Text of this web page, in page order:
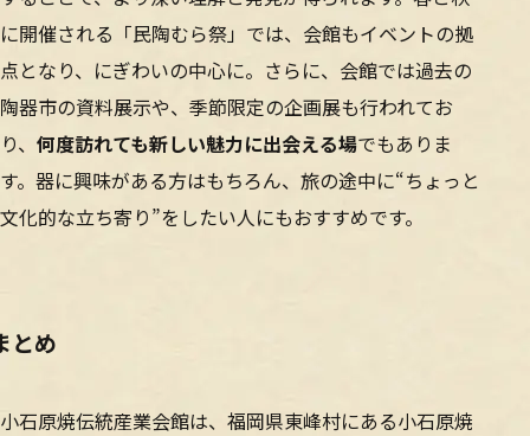
に開催される「民陶むら祭」では、会館もイベントの拠
点となり、にぎわいの中心に。さらに、会館では過去の
陶器市の資料展示や、季節限定の企画展も行われてお
り、 何度訪れても新しい魅力に出会える場でもありま
す。器に興味がある方はもちろん、旅の途中に“ちょっと
文化的な立ち寄り”をしたい人にもおすすめです。
とめ
小石原焼伝統産業会館は、福岡県東峰村にある小石原焼